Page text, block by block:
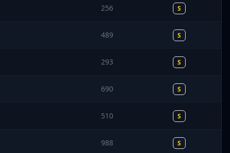
256 S
489 S
293 S
690 S
510 S
988 S